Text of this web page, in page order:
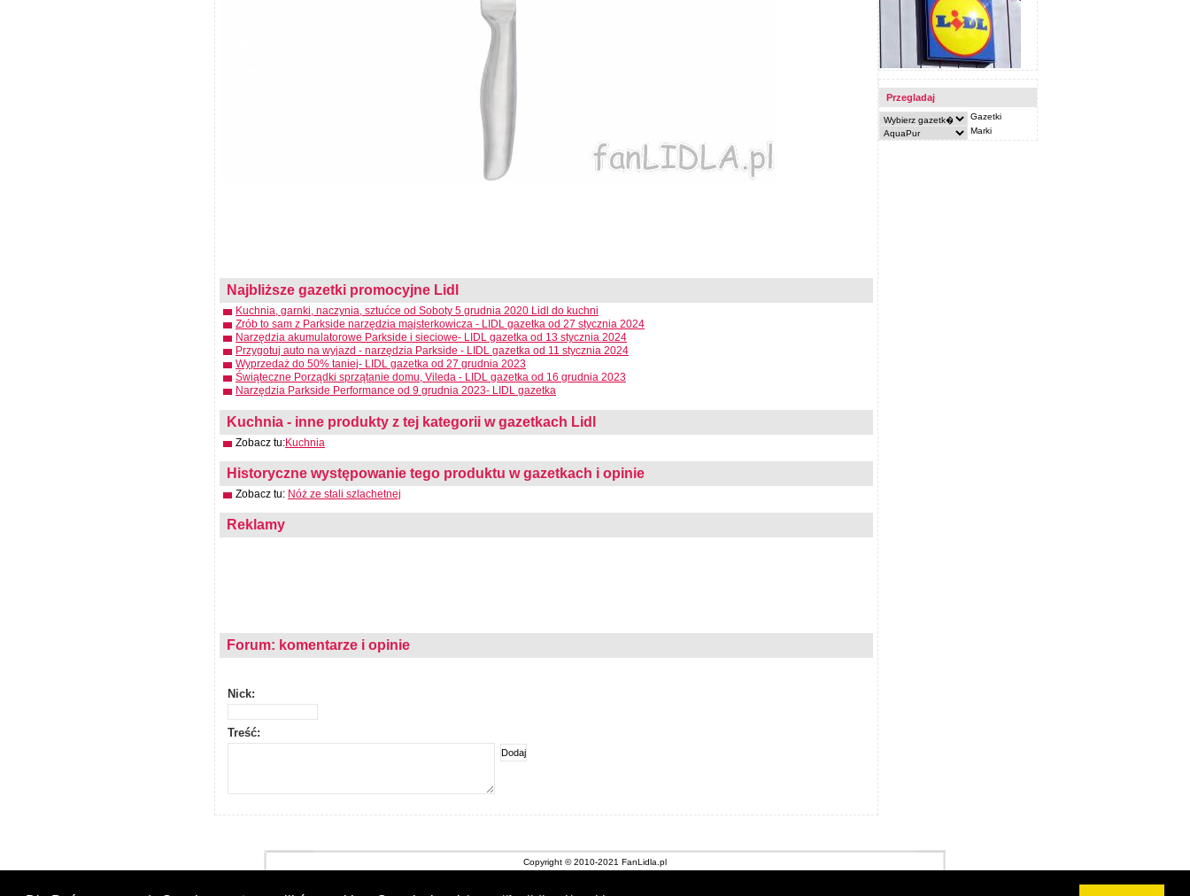
Najbliższe gazetki promocyjne Lidl
Kuchnia, garnki, naczynia, sztućce od Soboty 5 grudnia 2020 Lidl do kuchni
Zrób to sam z Parkside narzędzia majsterkowicza - LIDL gazetka od 27 stycznia 2024
Narzędzia akumulatorowe Parkside i sieciowe- LIDL gazetka od 13 stycznia 2024
Przygotuj auto na wyjazd - narzędzia Parkside - LIDL gazetka od 11 stycznia 2024
Wyprzedaż do 50% taniej- LIDL gazetka od 27 grudnia 2023
Świąteczne Porządki sprzątanie domu, Vileda - LIDL gazetka od 16 grudnia 2023
Narzędzia Parkside Performance od 9 grudnia 2023- LIDL gazetka
Kuchnia - inne produkty z tej kategorii w gazetkach Lidl
Zobacz tu:Kuchnia
Historyczne występowanie tego produktu w gazetkach i opinie
Zobacz tu: Nóż ze stali szlachetnej
Reklamy
Forum: komentarze i opinie
Nick:
Treść:
Przegladaj
Gazetki
Marki
Copyright © 2010-2021 FanLidla.pl